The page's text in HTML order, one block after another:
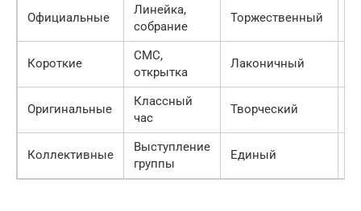
Официальные
Линейка,
собрание
Торжественный
Короткие
СМС,
открытка
Лаконичный
Оригинальные
Классный
час
Творческий
Коллективные
Выступление
группы
Единый